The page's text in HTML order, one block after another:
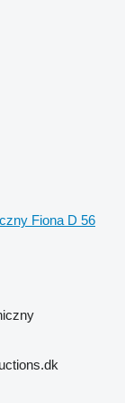
Fiona D 56